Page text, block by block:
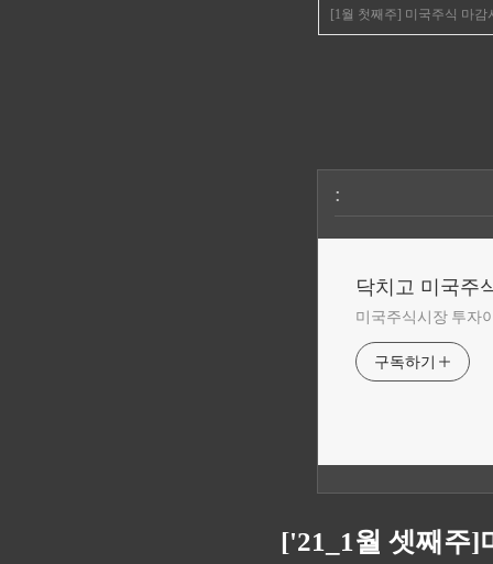
[1월 첫째주] 미국주식 마
:
닥치고 미국주
미국주식시장 투자
구독하기
['21_1월 셋째주]